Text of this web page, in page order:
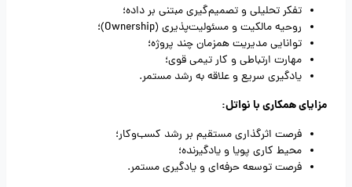
تفکر تحلیلی و تصمیم‌گیری مبتنی بر داده؛
روحیه مالکیت و مسئولیت‌پذیری (Ownership)؛
توانایی مدیریت همزمان چند پروژه؛
مهارت ارتباطی و کار تیمی قوی؛
یادگیری سریع و علاقه به رشد مستمر.
مزایای همکاری با نواتل:
فرصت اثرگذاری مستقیم بر رشد کسب‌وکار؛
محیط کاری پویا و یادگیرنده؛
فرصت توسعه حرفه‌ای و یادگیری مستمر.